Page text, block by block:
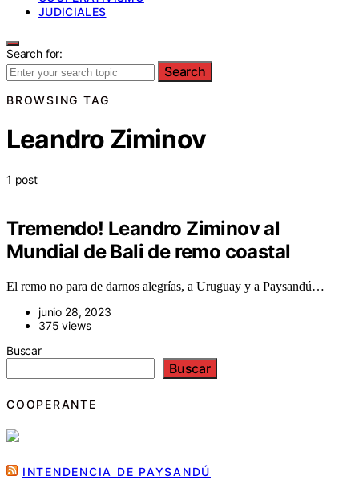
JUDICIALES
Search for:
Search
BROWSING TAG
Leandro Ziminov
1 post
Tremendo! Leandro Ziminov al
Mundial de Bali de remo coastal
El remo no para de darnos alegrías, a Uruguay y a Paysandú…
junio 28, 2023
375 views
Buscar
Buscar
COOPERANTE
INTENDENCIA DE PAYSANDÚ